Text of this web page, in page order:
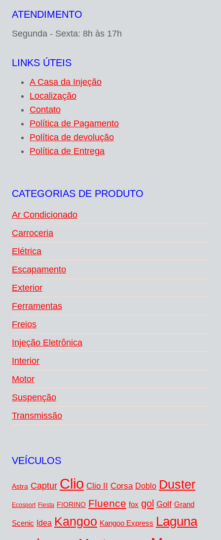
ATENDIMENTO
Segunda - Sexta: 8h às 17h
LINKS ÚTEIS
A Casa da Injeção
Localização
Contato
Política de Pagamento
Política de devolução
Política de Entrega
CATEGORIAS DE PRODUTO
Ar Condicionado
Carroceria
Elétrica
Escapamento
Exterior
Ferramentas
Freios
Injeção Eletrônica
Interior
Motor
Suspenção
Transmissão
VEÍCULOS
Astra Captur Clio Clio II Corsa Doblo Duster
Ecosport Fiesta FIORINO Fluence fox gol Golf Grand
Scenic Idea Kangoo Kangoo Express Laguna